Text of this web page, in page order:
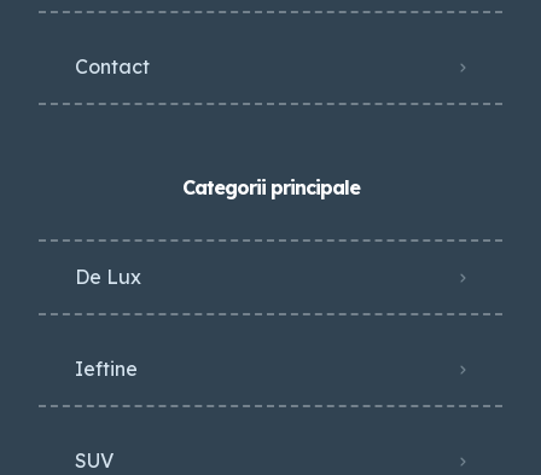
Contact
Categorii principale
De Lux
Ieftine
SUV